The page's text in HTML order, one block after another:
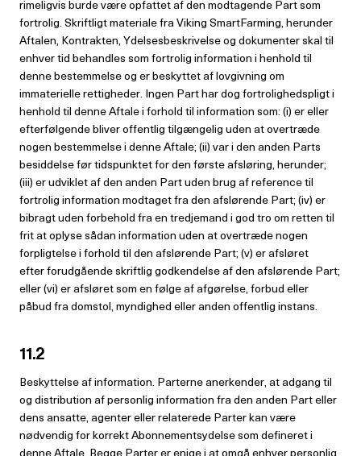
rimeligvis burde være opfattet af den modtagende Part som
fortrolig. Skriftligt materiale fra Viking SmartFarming, herunder
Aftalen, Kontrakten, Ydelsesbeskrivelse og dokumenter skal til
enhver tid behandles som fortrolig information i henhold til
denne bestemmelse og er beskyttet af lovgivning om
immaterielle rettigheder. Ingen Part har dog fortrolighedspligt i
henhold til denne Aftale i forhold til information som: (i) er eller
efterfølgende bliver offentlig tilgængelig uden at overtræde
nogen bestemmelse i denne Aftale; (ii) var i den anden Parts
besiddelse før tidspunktet for den første afsløring, herunder;
(iii) er udviklet af den anden Part uden brug af reference til
fortrolig information modtaget fra den afslørende Part; (iv) er
bibragt uden forbehold fra en tredjemand i god tro om retten til
frit at oplyse sådan information uden at overtræde nogen
forpligtelse i forhold til den afslørende Part; (v) er afsløret
efter forudgående skriftlig godkendelse af den afslørende Part;
eller (vi) er afsløret som en følge af afgørelse, forbud eller
påbud fra domstol, myndighed eller anden offentlig instans.
11.2
Beskyttelse af information. Parterne anerkender, at adgang til
og distribution af personlig information fra den anden Part eller
dens ansatte, agenter eller relaterede Parter kan være
nødvendig for korrekt Abonnementsydelse som defineret i
denne Aftale. Begge Parter er enige i at omgå enhver personlig